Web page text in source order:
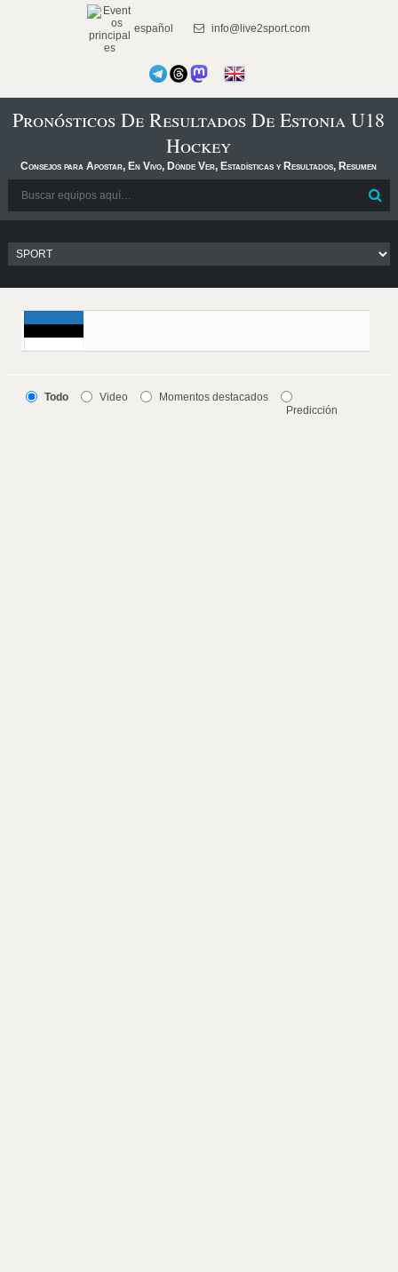
español info@live2sport.com
Pronósticos De Resultados De Estonia U18
Hockey
Consejos para Apostar, En Vivo, Dónde Ver, Estadísticas y Resultados, Resumen
Todo Video
Momentos destacados
Predicción